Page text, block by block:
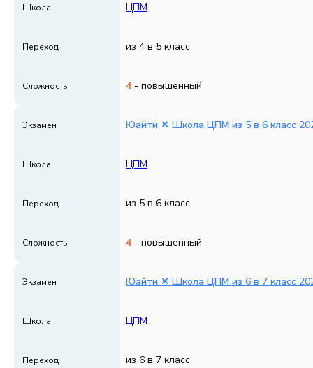
Школа ЦПМ
Переход из 4 в 5 класс
Сложность 4 - повышенный
Экзамен Юайти ✕ Школа ЦПМ из 5 в 6 класс
Школа ЦПМ
Переход из 5 в 6 класс
Сложность 4 - повышенный
Экзамен Юайти ✕ Школа ЦПМ из 6 в 7 класс
Школа ЦПМ
Переход из 6 в 7 класс